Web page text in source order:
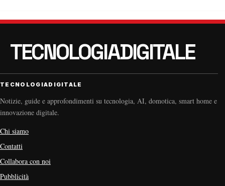
TECNOLOGIADIGITALE
Notizie, guide e approfondimenti su tecnologia, AI, domotica, smart home e
innovazione digitale.
Chi siamo
Contatti
Collabora con noi
Pubblicità